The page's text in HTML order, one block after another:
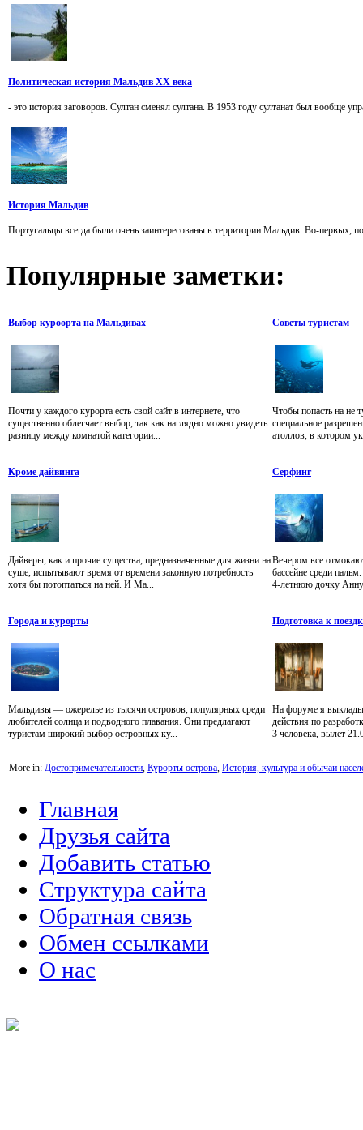
Политическая история Мальдив XX века
- это история заговоров. Султан сменял султана. В 1953 году султанат был вообще
История Мальдив
Португальцы всегда были очень заинтересованы в территории Мальдив. Во-
Популярные заметки:
Выбор куроорта на Мальдивах
Почти у каждого курорта есть свой сайт в интернете, что
существенно облегчает выбор, так как наглядно можно увидеть
разницу между комнатой категории...
Советы туристам
Чтобы попасть на не
специальное
атоллов, в котором
Кроме дайвинга
Дайверы, как и прочие существа, предназначенные для жизни на
суше, испытывают время от времени законную потребность
хотя бы потоптаться на ней. И Ма...
Cерфинг
Вечером все
бассейне среди
4-летнюю дочку
Города и курорты
Мальдивы — ожерелье из тысячи островов, популярных среди
любителей солнца и подводного плавания. Они предлагают
туристам широкий выбор островных ку...
Подготовка к
На форуме я
действия по
3 человека, вылет
More in: Достопримечательности, Курорты острова, История, культура и обычаи
Главная
Друзья сайта
Добавить статью
Структура сайта
Обратная связь
Обмен ссылками
О нас